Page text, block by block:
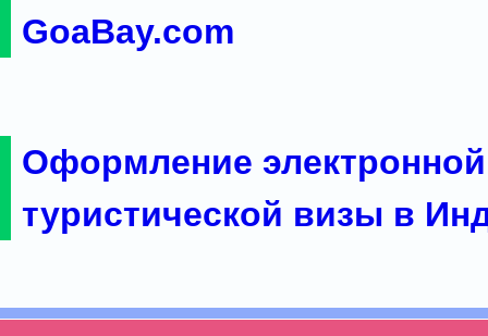
GoaBay.com
Оформление электронной
туристической визы в